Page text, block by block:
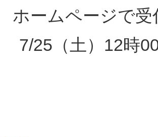
ームページで受
（土）12時00